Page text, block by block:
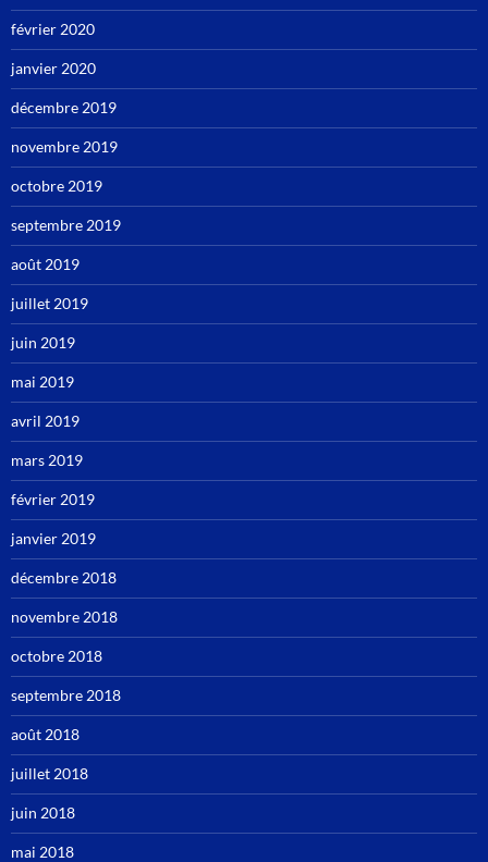
février 2020
janvier 2020
décembre 2019
novembre 2019
octobre 2019
septembre 2019
août 2019
juillet 2019
juin 2019
mai 2019
avril 2019
mars 2019
février 2019
janvier 2019
décembre 2018
novembre 2018
octobre 2018
septembre 2018
août 2018
juillet 2018
juin 2018
mai 2018